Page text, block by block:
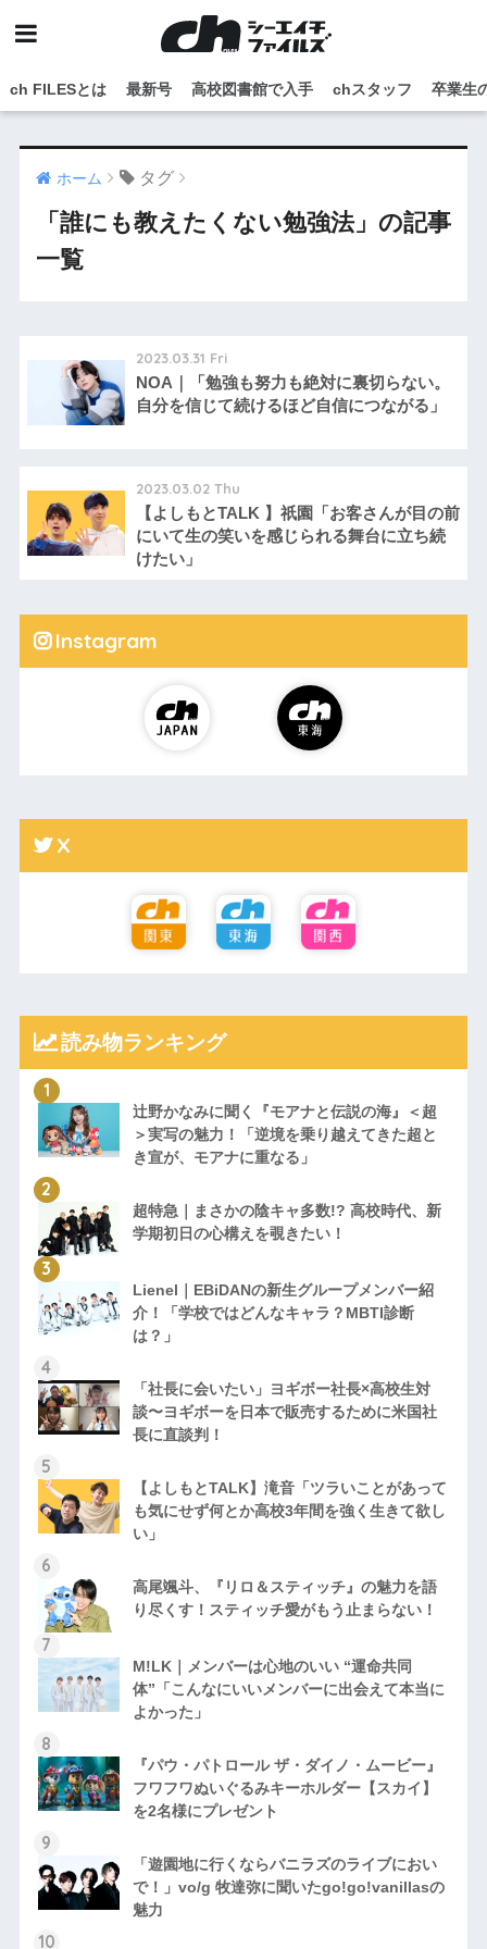
ch FILESとは 最新号 高校図書館で入手 chスタッフ 卒業生
ホーム タグ
「誰にも教えたくない勉強法」の記事
一覧
2023.03.31 Fri
NOA｜「勉強も努力も絶対に裏切らない。
自分を信じて続けるほど自信につながる」
2023.03.02 Thu
【よしもとTALK 】祇園「お客さんが目の前
にいて生の笑いを感じられる舞台に立ち続
けたい」
Instagram
X
読み物ランキング
辻野かなみに聞く『モアナと伝説の海』＜超
＞実写の魅力！「逆境を乗り越えてきた超と
き宣が、モアナに重なる」
超特急｜まさかの陰キャ多数!? 高校時代、新
学期初日の心構えを覗きたい！
Lienel｜EBiDANの新生グループメンバー紹
介！「学校ではどんなキャラ？MBTI診断
は？」
「社長に会いたい」ヨギボー社長×高校生対
談〜ヨギボーを日本で販売するために米国社
長に直談判！
【よしもとTALK】滝音「ツラいことがあって
も気にせず何とか高校3年間を強く生きて欲し
い」
高尾颯斗、『リロ＆スティッチ』の魅力を語
り尽くす！スティッチ愛がもう止まらない！
M!LK｜メンバーは心地のいい “運命共同
体”「こんなにいいメンバーに出会えて本当に
よかった」
『パウ・パトロール ザ・ダイノ・ムービー』
フワフワぬいぐるみキーホルダー【スカイ】
を2名様にプレゼント
「遊園地に行くならバニラズのライブにおい
で！」vo/g 牧達弥に聞いたgo!go!vanillasの
魅力